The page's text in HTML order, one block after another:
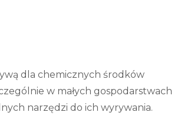
dla chemicznych środków
w małych gospodarstwach
narzędzi do ich wyrywania.